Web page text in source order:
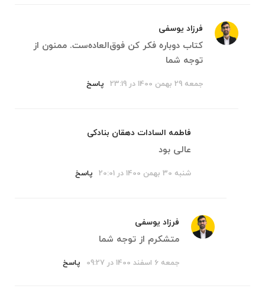
فرزاد یوسفی
کتاب دوباره فکر کن فوق‌العاده‌ست. ممنون از
توجه شما
جمعه 29 بهمن 1400 در 23:19 پاسخ
فاطمه السادات دهقان بنادکی
عالی بود
شنبه 30 بهمن 1400 در 20:01 پاسخ
فرزاد یوسفی
متشکرم از توجه شما
جمعه 6 اسفند 1400 در 09:27 پاسخ